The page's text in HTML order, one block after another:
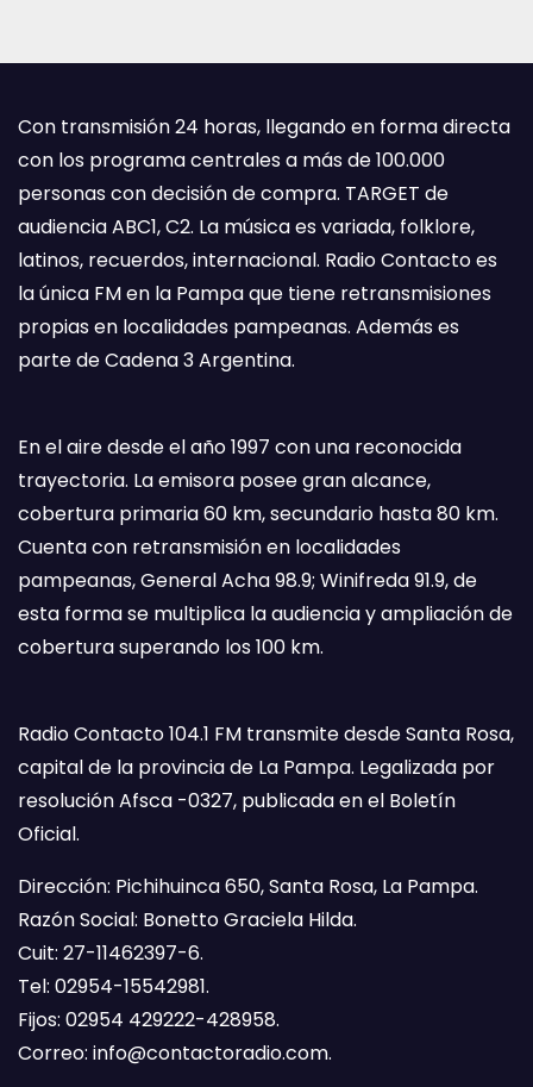
Con transmisión 24 horas, llegando en forma directa
con los programa centrales a más de 100.000
personas con decisión de compra. TARGET de
audiencia ABC1, C2. La música es variada, folklore,
latinos, recuerdos, internacional. Radio Contacto es
la única FM en la Pampa que tiene retransmisiones
propias en localidades pampeanas. Además es
parte de Cadena 3 Argentina.
En el aire desde el año 1997 con una reconocida
trayectoria. La emisora posee gran alcance,
cobertura primaria 60 km, secundario hasta 80 km.
Cuenta con retransmisión en localidades
pampeanas, General Acha 98.9; Winifreda 91.9, de
esta forma se multiplica la audiencia y ampliación de
cobertura superando los 100 km.
Radio Contacto 104.1 FM transmite desde Santa Rosa,
capital de la provincia de La Pampa. Legalizada por
resolución Afsca -0327, publicada en el Boletín
Oficial.
Dirección: Pichihuinca 650, Santa Rosa, La Pampa.
Razón Social: Bonetto Graciela Hilda.
Cuit: 27-11462397-6.
Tel: 02954-15542981.
Fijos: 02954 429222-428958.
Correo: info@contactoradio.com.